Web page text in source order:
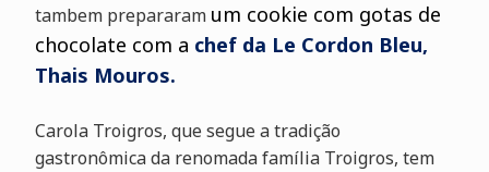
tambem prepararam um cookie com gotas de
chocolate com a chef da Le Cordon Bleu,
Thais Mouros.
Carola Troigros, que segue a tradição
gastronômica da renomada família Troigros, tem